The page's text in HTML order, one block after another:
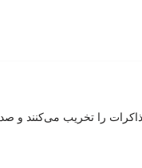
را تخریب می‌کنند و